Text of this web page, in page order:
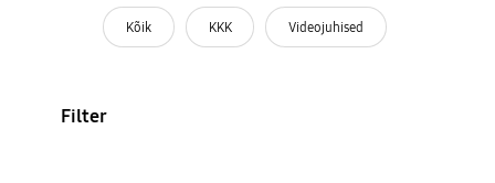
Kõik KKK Videojuhised
Filter